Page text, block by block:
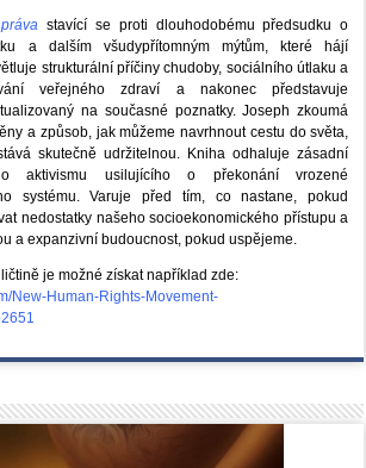
stavící se proti dlouhodobému předsudku o
a dalším všudypřítomným mýtům, které hájí
strukturální příčiny chudoby, sociálního útlaku a
veřejného zdraví a nakonec představuje
na současné poznatky. Joseph zkoumá
a způsob, jak můžeme navrhnout cestu do světa,
skutečně udržitelnou. Kniha odhaluje zásadní
aktivismu usilujícího o překonání vrozené
systému. Varuje před tím, co nastane, pokud
nedostatky našeho socioekonomického přístupu a
a expanzivní budoucnost, pokud uspějeme.
je možné získat například zde:
New-Human-Rights-Movement-